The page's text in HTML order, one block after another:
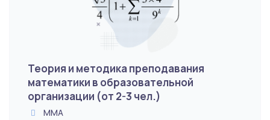
Теория и методика преподавания
математики в образовательной
организации (от 2-3 чел.)
ММА